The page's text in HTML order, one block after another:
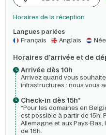
Horaires de la réception
Langues parlées
Français
Anglais
Horaires d'arrivée et de
Arrivée dès 10h​
Arrivez quand vous
infrastructures : nous vous
Check-in dès 15h*​
*Pour les domaines en
est possible à partir de 15h.
Allemagne et aux Pays-
de 16h.